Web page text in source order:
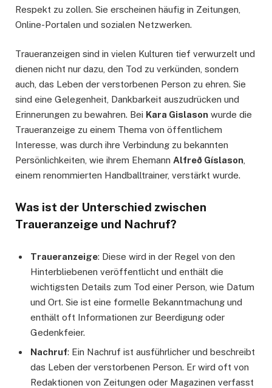
Respekt zu zollen. Sie erscheinen häufig in Zeitungen,
Online-Portalen und sozialen Netzwerken.
Traueranzeigen sind in vielen Kulturen tief verwurzelt und
dienen nicht nur dazu, den Tod zu verkünden, sondern
auch, das Leben der verstorbenen Person zu ehren. Sie
sind eine Gelegenheit, Dankbarkeit auszudrücken und
Erinnerungen zu bewahren. Bei Kara Gislason wurde die
Traueranzeige zu einem Thema von öffentlichem
Interesse, was durch ihre Verbindung zu bekannten
Persönlichkeiten, wie ihrem Ehemann Alfreð Gíslason
einem renommierten Handballtrainer, verstärkt wurde.
Was ist der Unterschied zwischen
Traueranzeige und Nachruf?
Traueranzeige: Diese wird in der Regel von den
Hinterbliebenen veröffentlicht und enthält die
wichtigsten Details zum Tod einer Person, wie Datum
und Ort. Sie ist eine formelle Bekanntmachung und
enthält oft Informationen zur Beerdigung oder
Gedenkfeier.
Nachruf: Ein Nachruf ist ausführlicher und beschreibt
das Leben der verstorbenen Person. Er wird oft von
Redaktionen von Zeitungen oder Magazinen verfasst